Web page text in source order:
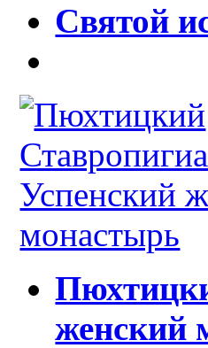
Святой
женский